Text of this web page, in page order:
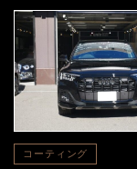
コーティング